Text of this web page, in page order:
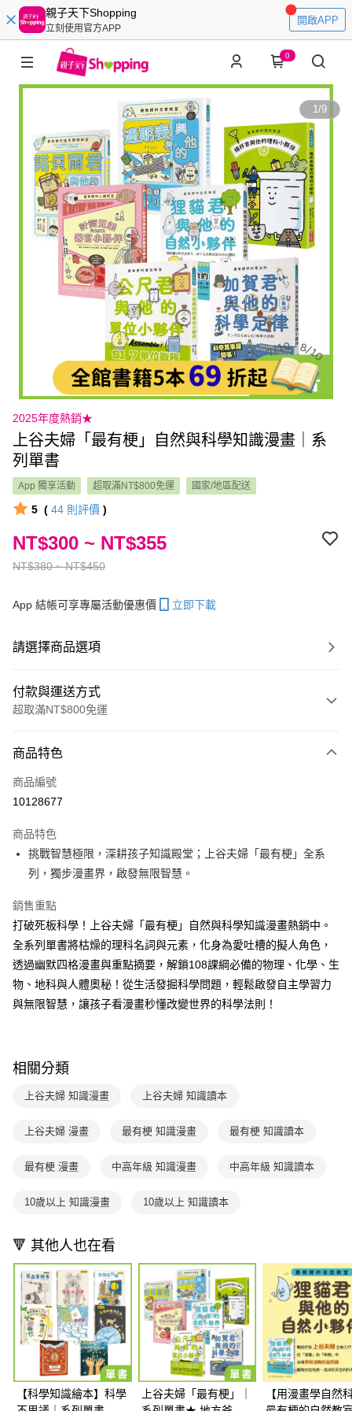
親子天下Shopping
立刻使用官方APP
開啟APP
0
1/9
2025年度熱銷★
上谷夫婦「最有梗」自然與科學知識漫畫｜系
列單書
App 獨享活動 超取滿NT$800免運 國家/地區配送
5 ( 44 則評價 )
NT$380 ~ NT$450
NT$300 ~ NT$355
App 結帳可享專屬活動優惠價 立即下載
請選擇商品選項
付款與運送方式
超取滿NT$800免運
信用卡一次付款
LINE Pay
大哥付你分期
相關說明
1.本服務由台灣大哥大提供，台灣大哥大用戶可立即使用無須另外申請。
流程，驗證手機門號後，選擇欲分期的期數、繳款截止日，確認付款後即完
成交易。
3.實際核准額度、可分期數及費用金額請依後續交易確認頁面所載為準。
4.訂單成立30分鐘內，如未前往確認交易或遇審核未通過，訂單將自動取
消。如遇「轉專審核」未通過狀況，表示未達大哥付你分期系統評分，恕無
法說明評估內容。
帳／街口支付／iPASS MONEY」等通路繳費。
【注意事項】
用戶於交易時，得透過本服務購買商品或服務，並由商店將買賣／分期付款
資料（包含姓名、電話或地址）提供予台灣大哥大進項蒐集、處理及利用，
3.完整用戶服務條款，請詳閱以下連結： https://oppay.tw/userRule
AFTEE先享後付
相關說明
AFTEE先享後付是「在收到商品之後才付款」的支付方式。 讓您購物簡單
便利好安心！
１．簡單：不需註冊會員、不需綁卡、不需儲值。
２．便利：只要手機號碼，簡訊認證，即可結帳。
３．安心：先確認商品／服務後，再付款。
結帳頁面，進行簡訊認證並確認金額後，即可完成結帳。
２．訂單成立數日內，您將收到繳費通知簡訊。
３．收到繳費通知簡訊後14天內，點擊此簡訊中的連結，可透過四大超商／
購買商品的店家。未經商家同意取消之訂單仍視為有效，需透過AFTEE先享
※ 交易是否成功請以「AFTEE先享後付 」之結帳頁面顯示為準，若有關於
易，需依本服務之必要範圍內提供個人資料，並將交易相關給付款項請求債
權轉讓予恩沛科技股份有限公司。
２．關於個人資料處理事宜，請瀏覽以下網址：
https://aftee.tw/terms/#terms3
３．未成年的使用者請事先徵得法定代理人或監護人之同意方可使用
「AFTEE先享後付」，若未經同意申辦者引起之損失，本公司不負相關責
任。
４．使用「AFTEE先享後付」時，將依據個別帳號之用戶狀況，依本公司即
時審查核予不同之上限額度；若仍有額度不足之情形，本公司將視審查結果
請求用戶進行身份認證。
５．嚴禁一人註冊多個帳號或使用他人資訊註冊。若發現惡意使用之情形，
恩沛科技股份有限公司將有權停止該用戶之使用額度並採取法律行動。
ATM付款
運送方式
付款後全家取貨
付款後7-11取貨
每筆NT$70，滿NT$800(含以上)免運費
離島宅配（澎湖、金門、馬祖、小琉球；不適用於郵局i郵箱）
商品特色
商品編號
10128677
商品特色
挑戰智慧極限，深耕孩子知識殿堂；上谷夫婦「最有梗」全系
列，獨步漫畫界，啟發無限智慧。
銷售重點
打破死板科學！上谷夫婦「最有梗」自然與科學知識漫畫熱銷中。
全系列單書將枯燥的理科名詞與元素，化身為愛吐槽的擬人角色，
透過幽默四格漫畫與重點摘要，解鎖108課綱必備的物理、化學、生
物、地科與人體奧秘！從生活發掘科學問題，輕鬆啟發自主學習力
與無限智慧，讓孩子看漫畫秒懂改變世界的科學法則！
相關分類
上谷夫婦 知識漫畫 上谷夫婦 知識讀本
上谷夫婦 漫畫 最有梗 知識漫畫 最有梗 知識讀本
最有梗 漫畫 中高年級 知識漫畫 中高年級 知識讀本
10歲以上 知識漫畫 10歲以上 知識讀本
🔻 其他人也在看
【科學知識繪本】科學
上谷夫婦「最有梗」｜
【用漫畫學自然